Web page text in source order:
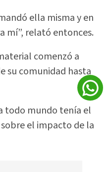
ella misma y en
mí”, relató entonces.
comenzó a
su comunidad hasta
todo mundo tenía el
el impacto de la